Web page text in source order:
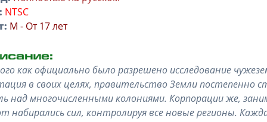
NTSC
M - От 17 лет
как официально было разрешено исследование
в своих целях, правительство Земли постепенно
над многочисленными колониями. Корпорации же,
набирались сил, контролируя все новые регионы.